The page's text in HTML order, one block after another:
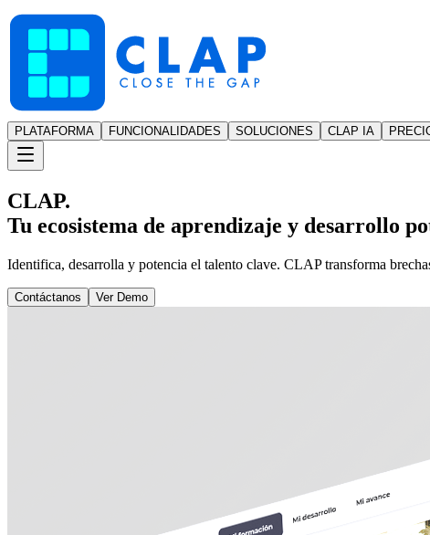
PLATAFORMA FUNCIONALIDADES SOLUCIONES CLAP IA
CLAP.
Tu ecosistema de aprendizaje y desarrollo
Identifica, desarrolla y potencia el talento clave. CLAP transforma
Contáctanos Ver Demo